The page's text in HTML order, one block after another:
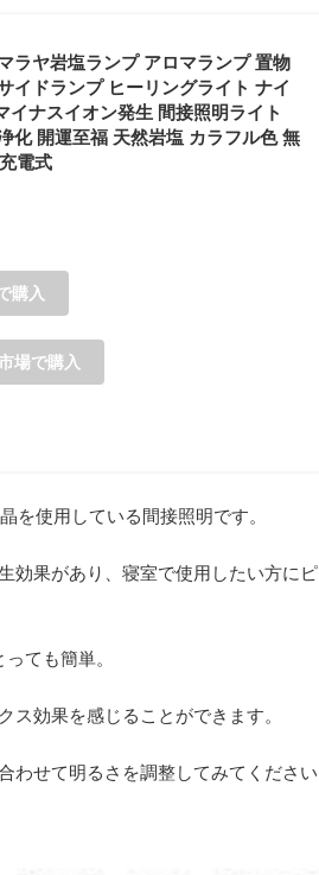
ラヤ岩塩ランプ アロマランプ 置物
イドランプ ヒーリングライト ナイ
イナスイオン発生 間接照明ライト
化 開運至福 天然岩塩 カラフル色 無
電式
購入
場で購入
を使用している間接照明です。
効果があり、寝室で使用したい方にピ
ても簡単。
効果を感じることができます。
わせて明るさを調整してみてください